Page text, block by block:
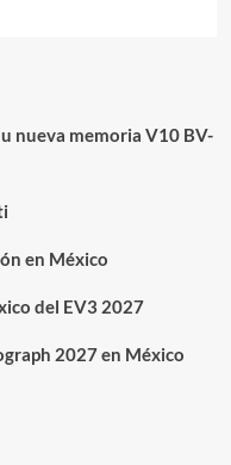
nueva memoria V10 BV-
en México
del EV3 2027
2027 en México